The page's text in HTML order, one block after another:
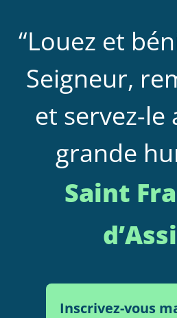
“Louez et
Seigneur,
et servez-le
grande
Saint
Inscrivez-vous